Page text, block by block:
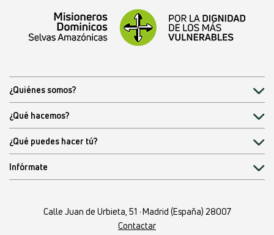
Calle Juan de Urbieta, 51 ·Madrid (España) 28007
Contactar
¿Quiénes somos?
¿Qué hacemos?
¿Qué puedes hacer tú?
Infórmate